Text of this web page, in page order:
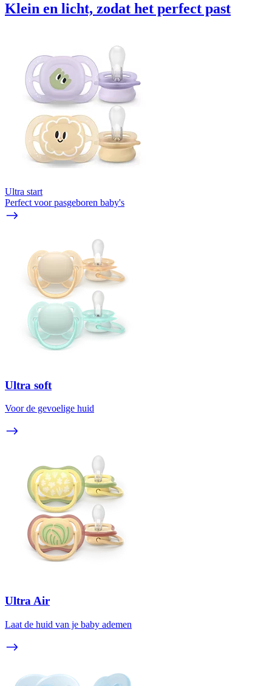
Klein en licht, zodat het perfect past
Ultra start
Perfect voor pasgeboren baby's
Ultra soft
Voor de gevoelige huid
Ultra Air
Laat de huid van je baby ademen